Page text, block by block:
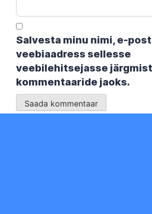
Salvesta minu nimi, e-
veebiaadress sellesse
veebilehitsejasse
kommentaaride jaoks.